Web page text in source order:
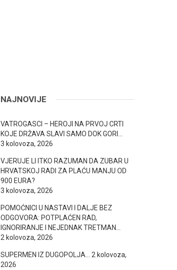
NAJNOVIJE
VATROGASCI – HEROJI NA PRVOJ CRTI
KOJE DRŽAVA SLAVI SAMO DOK GORI…
3 kolovoza, 2026
VJERUJE LI ITKO RAZUMAN DA ZUBAR U
HRVATSKOJ RADI ZA PLAĆU MANJU OD
900 EURA?
3 kolovoza, 2026
POMOĆNICI U NASTAVI I DALJE BEZ
ODGOVORA: POTPLAĆEN RAD,
IGNORIRANJE I NEJEDNAK TRETMAN…
2 kolovoza, 2026
SUPERMEN IZ DUGOPOLJA…
2 kolovoza,
2026